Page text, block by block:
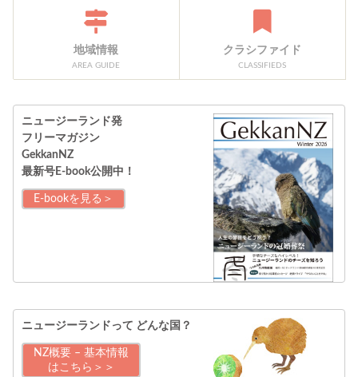
地域情報
AREA GUIDE
クラシファイド
CLASSIFIEDS
ニュージーランド発
フリーマガジン
GekkanNZ
最新号E-book公開中！
E-bookを見る＞
ニュージーランドって どんな国？
NZ概要 – 基本情報
はこちら＞＞